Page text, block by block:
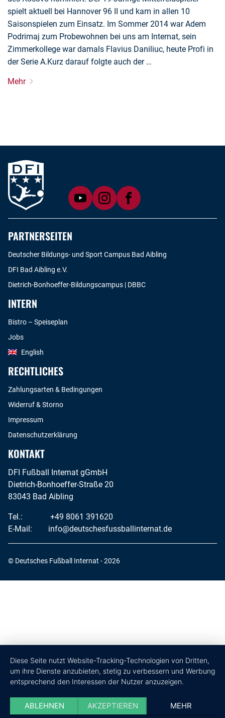
spielt aktuell bei Hannover 96 II und kam in allen 10
Saisonspielen zum Einsatz. Im Sommer 2014 war Adem
Podrimaj zum Probewohnen bei uns am Internat, sein
Zimmerkollege war damals Flavius Daniliuc, heute Profi in
der Serie A.Kurz darauf folgte auch der …
Mehr
PARTNERSEITEN
Deutscher Bildungs- und Sport Campus Bad Aibling
DFI Bad Aibling e.V.
Dietrich-Bonhoeffer-Bildungscampus | DBBC
INTERN
Bistro – Speiseplan
Jobs
English
RECHTLICHES
Zahlungsarten & Bedingungen
Widerruf & Storno
Impressum
Datenschutzerklärung
KONTAKT
DFI Fußball Internat gGmbH
Dietrich-Bonhoeffer-Straße 20
83043 Bad Aibling
Tel.:
+49 8061 391620
E-Mail:
info@deutschesfussballinternat.de
© Deutsches Fußball Internat - 2026
Diese Seite nutzt Website-Tracking-Technologien von Dritten,
um ihre Dienste anzubieten, stetig zu verbessern und Werbung
entsprechend den Interessen der Nutzer anzuzeigen.
ABLEHNEN AKZEPTIEREN MEHR